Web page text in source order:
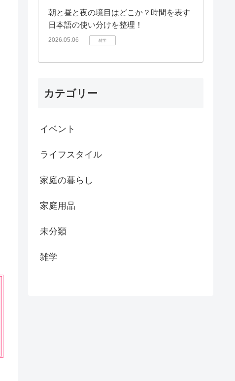
朝と昼と夜の境目はどこか？時間を表す
日本語の使い分けを整理！
2026.05.06 雑学
カテゴリー
イベント
ライフスタイル
家庭の暮らし
家庭用品
未分類
雑学